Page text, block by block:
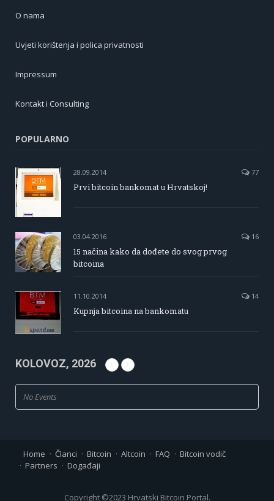
O nama
Uvjeti korištenja i polica privatnosti
Impressum
Kontakt i Consulting
POPULARNO
28.09.2014 77
Prvi bitcoin bankomat u Hrvatskoj!
03.04.2016 16
15 načina kako da dođete do svog prvog
bitcoina
11.10.2014 14
Kupnja bitcoina na bankomatu
KOLOVOZ, 2026
No Events
Home Članci Bitcoin Altcoin FAQ
Bitcoin vodič
Partners
Događaji
Copyright ©2023 Hrvatski Bitcoin Portal.